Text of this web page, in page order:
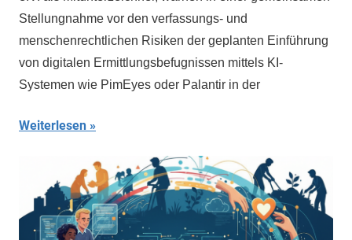
Stellungnahme vor den verfassungs- und
menschenrechtlichen Risiken der geplanten Einführung
von digitalen Ermittlungsbefugnissen mittels KI-
Systemen wie PimEyes oder Palantir in der
Weiterlesen